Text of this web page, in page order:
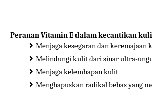
Peranan Vitamin E dalam kecantikan
Menjaga kesegaran dan keremajaan
Melindungi kulit dari sinar ultra-
Menjaga kelembapan kulit
Menghapuskan radikal bebas yang